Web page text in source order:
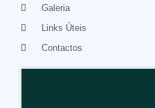
Galeria
Links Úteis
Contactos